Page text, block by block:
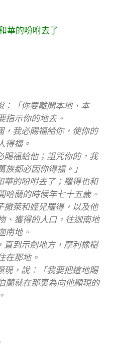
華的吩咐去了
：「你要離開本地、本
指示你的地去。
，我必賜福給你，使你的
得福。
賜福給他；詛咒你的，我
族都必因你得福。」
華的吩咐去了；羅得也和
哈蘭的時候年七十五歲。
撒萊和姪兒羅得，以及他
、獲得的人口，往迦南地
南地。
直到示劍地方，摩利橡樹
在那地。
現，說：「我要把這地賜
蘭就在那裏為向他顯現的